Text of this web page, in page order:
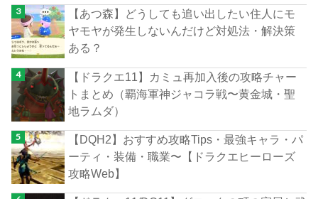
【あつ森】どうしても追い出したい住人にモ
ヤモヤが発生しないんだけど対処法・解決策
ある？
【ドラクエ11】カミュ再加入後の攻略チャー
トまとめ（覇海軍神ジャコラ戦〜黄金城・聖
地ラムダ）
【DQH2】おすすめ攻略Tips・最強キャラ・パ
ーティ・装備・職業〜【ドラクエヒーローズ
攻略Web】